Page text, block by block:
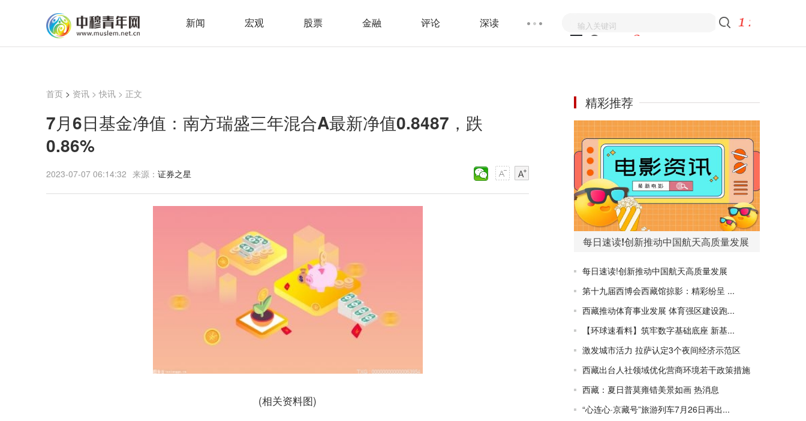
新闻 宏观 股票 金融 评论 深读
首页 > 资讯 >快讯 > 正文
7月6日基金净值：南方瑞盛三年混合A最新净值0.8487，跌
0.86%
2023-07-07 06:14:32 来源： 证券之星
(相关资料图)
精彩推荐
每日速读!创新推动中国航天高质量发展
每日速读!创新推动中国航天高质量发展
第十九届西博会西藏馆掠影：精彩纷呈 ...
西藏推动体育事业发展 体育强区建设跑...
【环球速看料】筑牢数字基础底座 新基...
激发城市活力 拉萨认定3个夜间经济示范区
西藏出台人社领域优化营商环境若干政策措施
西藏：夏日普莫雍错美景如画 热消息
“心连心·京藏号”旅游列车7月26日再出...